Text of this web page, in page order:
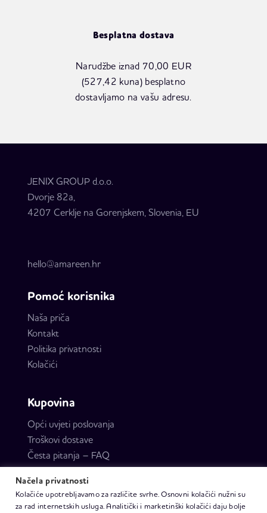
Besplatna dostava
Narudžbe iznad 70,00 EUR
(527,42 kuna) besplatno
dostavljamo na vašu adresu.
JENIX GROUP d.o.o.
Dvorje 82a,
4207 Cerklje na Gorenjskem, Slovenia, EU
hello@amareen.hr
Pomoć korisnika
Naša priča
Kontakt
Politika privatnosti
Kolačići
Kupovina
Opći uvjeti poslovanja
Troškovi dostave
Česta pitanja – FAQ
Načela privatnosti
Kolačiće upotrebljavamo za različite svrhe. Osnovni kolačići nužni su
za rad internetskih usluga. Analitički i marketinški kolačići daju bolje